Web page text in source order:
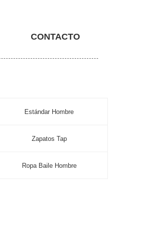
CONTACTO
Estándar Hombre
Zapatos Tap
Ropa Baile Hombre